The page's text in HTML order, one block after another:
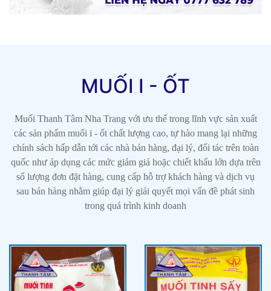
MUỐI I - ỐT
Muối Thanh Tâm Nha Trang với ưu thế trong lĩnh vực sản xuất
các sản phẩm muối i - ốt chất lượng cao, tự hào mang lại những
chính sách hấp dẫn tới các nhà bán hàng, đại lý, đối tác trên toàn
quốc như áp dụng các mức giảm giá hoặc chiết khấu lớn dựa trên
số lượng đơn đặt hàng, cung cấp hỗ trợ khách hàng và dịch vụ
sau bán hàng nhằm giúp đại lý giải quyết mọi vấn đề phát sinh
trong quá trình kinh doanh